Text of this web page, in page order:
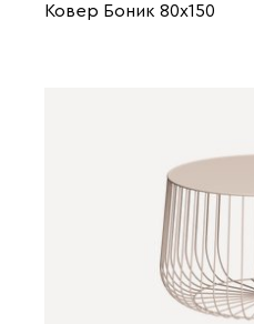
Ковер Боник 80x150